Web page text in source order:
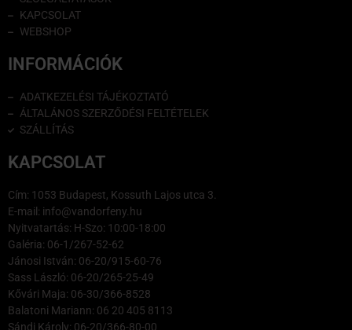
KAPCSOLAT
WEBSHOP
INFORMÁCIÓK
ADATKEZELÉSI TÁJÉKOZTATÓ
ÁLTALÁNOS SZERZŐDÉSI FELTÉTELEK
SZÁLLÍTÁS
KAPCSOLAT
Cím: 1053 Budapest, Kossuth Lajos utca 3.
E-mail: info@vandorfeny.hu
Nyitvatartás: H-Szo: 10:00-18:00
Galéria: 06-1/267-52-62
Jánosi István: 06-20/915-60-76
Sass László: 06-20/265-25-49
Kővári Maja: 06-30/366-8528
Balatoni Mariann: 06 20 405 8113
Sándi Károly: 06-20/366-80-00